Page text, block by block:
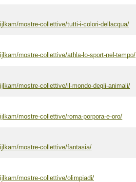
mostre-collettive/tutti-i-colori-dellacqua/
mostre-collettive/athla-lo-sport-nel-tempo/
mostre-collettive/il-mondo-degli-animali/
mostre-collettive/roma-porpora-e-oro/
mostre-collettive/fantasia/
mostre-collettive/olimpiadi/